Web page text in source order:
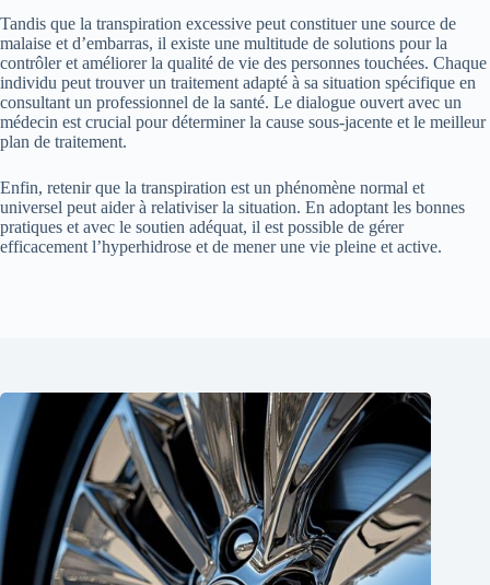
Tandis que la transpiration excessive peut constituer une source de
malaise et d’embarras, il existe une multitude de solutions pour la
contrôler et améliorer la qualité de vie des personnes touchées. Chaque
individu peut trouver un traitement adapté à sa situation spécifique en
consultant un professionnel de la santé. Le dialogue ouvert avec un
médecin est crucial pour déterminer la cause sous-jacente et le meilleur
plan de traitement.
Enfin, retenir que la transpiration est un phénomène normal et
universel peut aider à relativiser la situation. En adoptant les bonnes
pratiques et avec le soutien adéquat, il est possible de gérer
efficacement l’hyperhidrose et de mener une vie pleine et active.